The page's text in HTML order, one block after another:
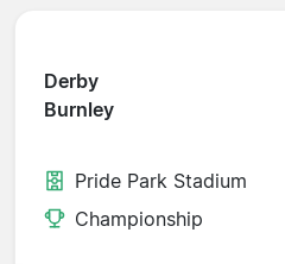
Derby
Burnley
Pride Park Stadium
Championship